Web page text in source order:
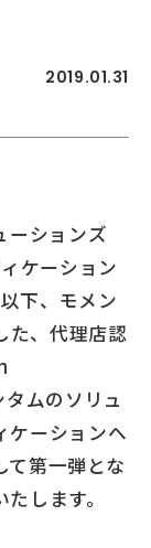
2019.01.31
ーションズ
ケーション
下、モメン
た、代理店認
ムのソリュ
ケーションへ
て第一弾とな
します。